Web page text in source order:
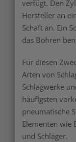
verfügt. Den
Hersteller an
Schaft an. Ein
das Bohren
Für diesen
Arten von
Schlagwerke
häufigsten
pneumatische
Elementen wie
und Schläger.